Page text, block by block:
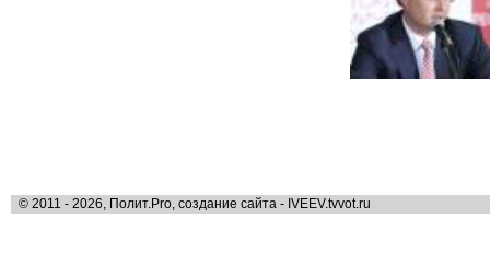
© 2011 - 2026, Полит.Pro, создание сайта - IVEEV.tvvot.ru